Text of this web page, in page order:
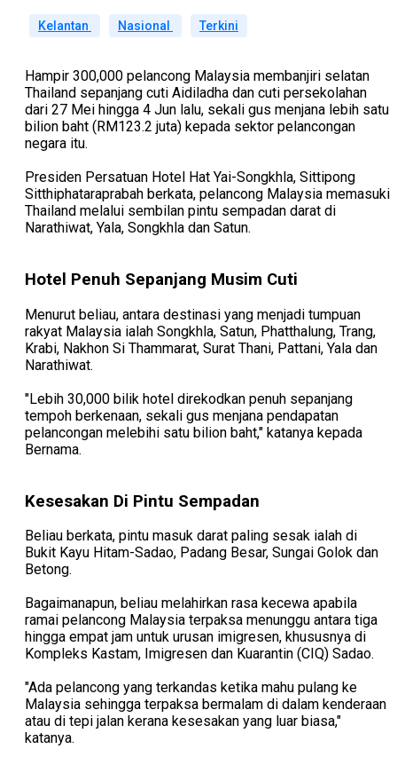
Kelantan Nasional Terkini
Hampir 300,000 pelancong Malaysia membanjiri selatan
Thailand sepanjang cuti Aidiladha dan cuti persekolahan
dari 27 Mei hingga 4 Jun lalu, sekali gus menjana lebih satu
bilion baht (RM123.2 juta) kepada sektor pelancongan
negara itu.
Presiden Persatuan Hotel Hat Yai-Songkhla, Sittipong
Sitthiphataraprabah berkata, pelancong Malaysia memasuki
Thailand melalui sembilan pintu sempadan darat di
Narathiwat, Yala, Songkhla dan Satun.
Hotel Penuh Sepanjang Musim Cuti
Menurut beliau, antara destinasi yang menjadi tumpuan
rakyat Malaysia ialah Songkhla, Satun, Phatthalung, Trang,
Krabi, Nakhon Si Thammarat, Surat Thani, Pattani, Yala dan
Narathiwat.
"Lebih 30,000 bilik hotel direkodkan penuh sepanjang
tempoh berkenaan, sekali gus menjana pendapatan
pelancongan melebihi satu bilion baht," katanya kepada
Bernama.
Kesesakan Di Pintu Sempadan
Beliau berkata, pintu masuk darat paling sesak ialah di
Bukit Kayu Hitam-Sadao, Padang Besar, Sungai Golok dan
Betong.
Bagaimanapun, beliau melahirkan rasa kecewa apabila
ramai pelancong Malaysia terpaksa menunggu antara tiga
hingga empat jam untuk urusan imigresen, khususnya di
Kompleks Kastam, Imigresen dan Kuarantin (CIQ) Sadao.
"Ada pelancong yang terkandas ketika mahu pulang ke
Malaysia sehingga terpaksa bermalam di dalam kenderaan
atau di tepi jalan kerana kesesakan yang luar biasa,"
katanya.